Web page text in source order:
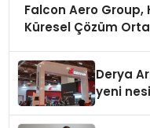
Falcon Aero Group,
Küresel Çözüm
Derya
yeni